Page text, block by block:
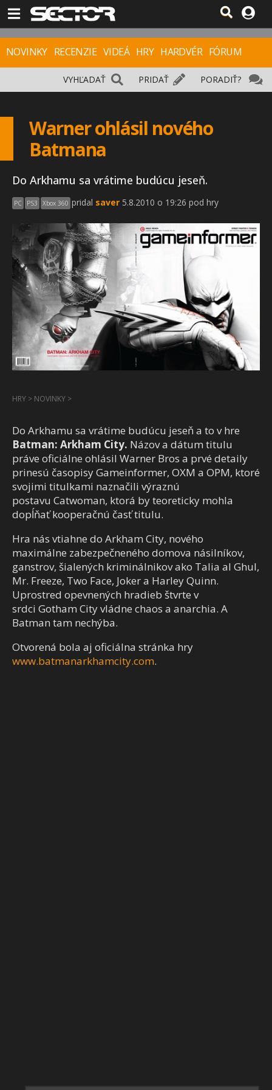
NOVINKY RECENZIE VIDEÁ HRY HARDVÉR FÓRUM
PORADIŤ?
PRIDAŤ
VYHĽADAŤ
Warner ohlásil nového
Batmana
Do Arkhamu sa vrátime budúcu jeseň.
PC PS3 Xbox 360 pridal saver 5.8.2010 o 19:26 pod hry
HRY > NOVINKY >
Do Arkhamu sa vrátime budúcu jeseň a to v hre
Batman: Arkham City. Názov a dátum titulu
práve oficiálne ohlásil Warner Bros a prvé detaily
prinesú časopisy Gameinformer, OXM a OPM, ktoré
svojimi titulkami naznačili výraznú
postavu Catwoman, ktorá by teoreticky mohla
dopĺňať kooperačnú časť titulu.
Hra nás vtiahne do Arkham City, nového
maximálne zabezpečneného domova násilníkov,
ganstrov, šialených kriminálnikov ako Talia al Ghul,
Mr. Freeze, Two Face, Joker a Harley Quinn.
Uprostred opevnených hradieb štvrte v
srdci Gotham City vládne chaos a anarchia. A
Batman tam nechýba.
Otvorená bola aj oficiálna stránka hry
www.batmanarkhamcity.com.